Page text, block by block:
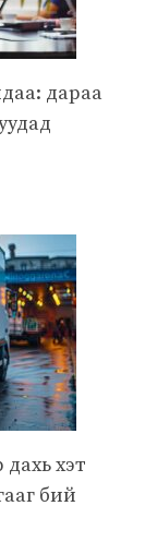
дараа
хэт
бий